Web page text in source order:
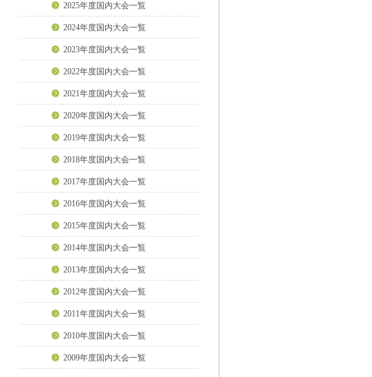
2025年度国内大会一覧
2024年度国内大会一覧
2023年度国内大会一覧
2022年度国内大会一覧
2021年度国内大会一覧
2020年度国内大会一覧
2019年度国内大会一覧
2018年度国内大会一覧
2017年度国内大会一覧
2016年度国内大会一覧
2015年度国内大会一覧
2014年度国内大会一覧
2013年度国内大会一覧
2012年度国内大会一覧
2011年度国内大会一覧
2010年度国内大会一覧
2009年度国内大会一覧